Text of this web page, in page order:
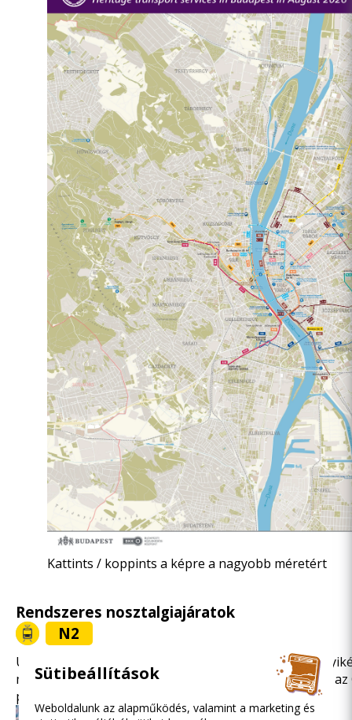
Kattints / koppints a képre a nagyobb méretért
Rendszeres nosztalgiajáratok
N2
Utazz végig a világ 10 legszebb villamosvonalának
műemléket, látnivalót megcsodálhatsz, többek között
panorámáját.
Sütibeállítások
Weboldalunk az alapműködés, valamint a marketing és